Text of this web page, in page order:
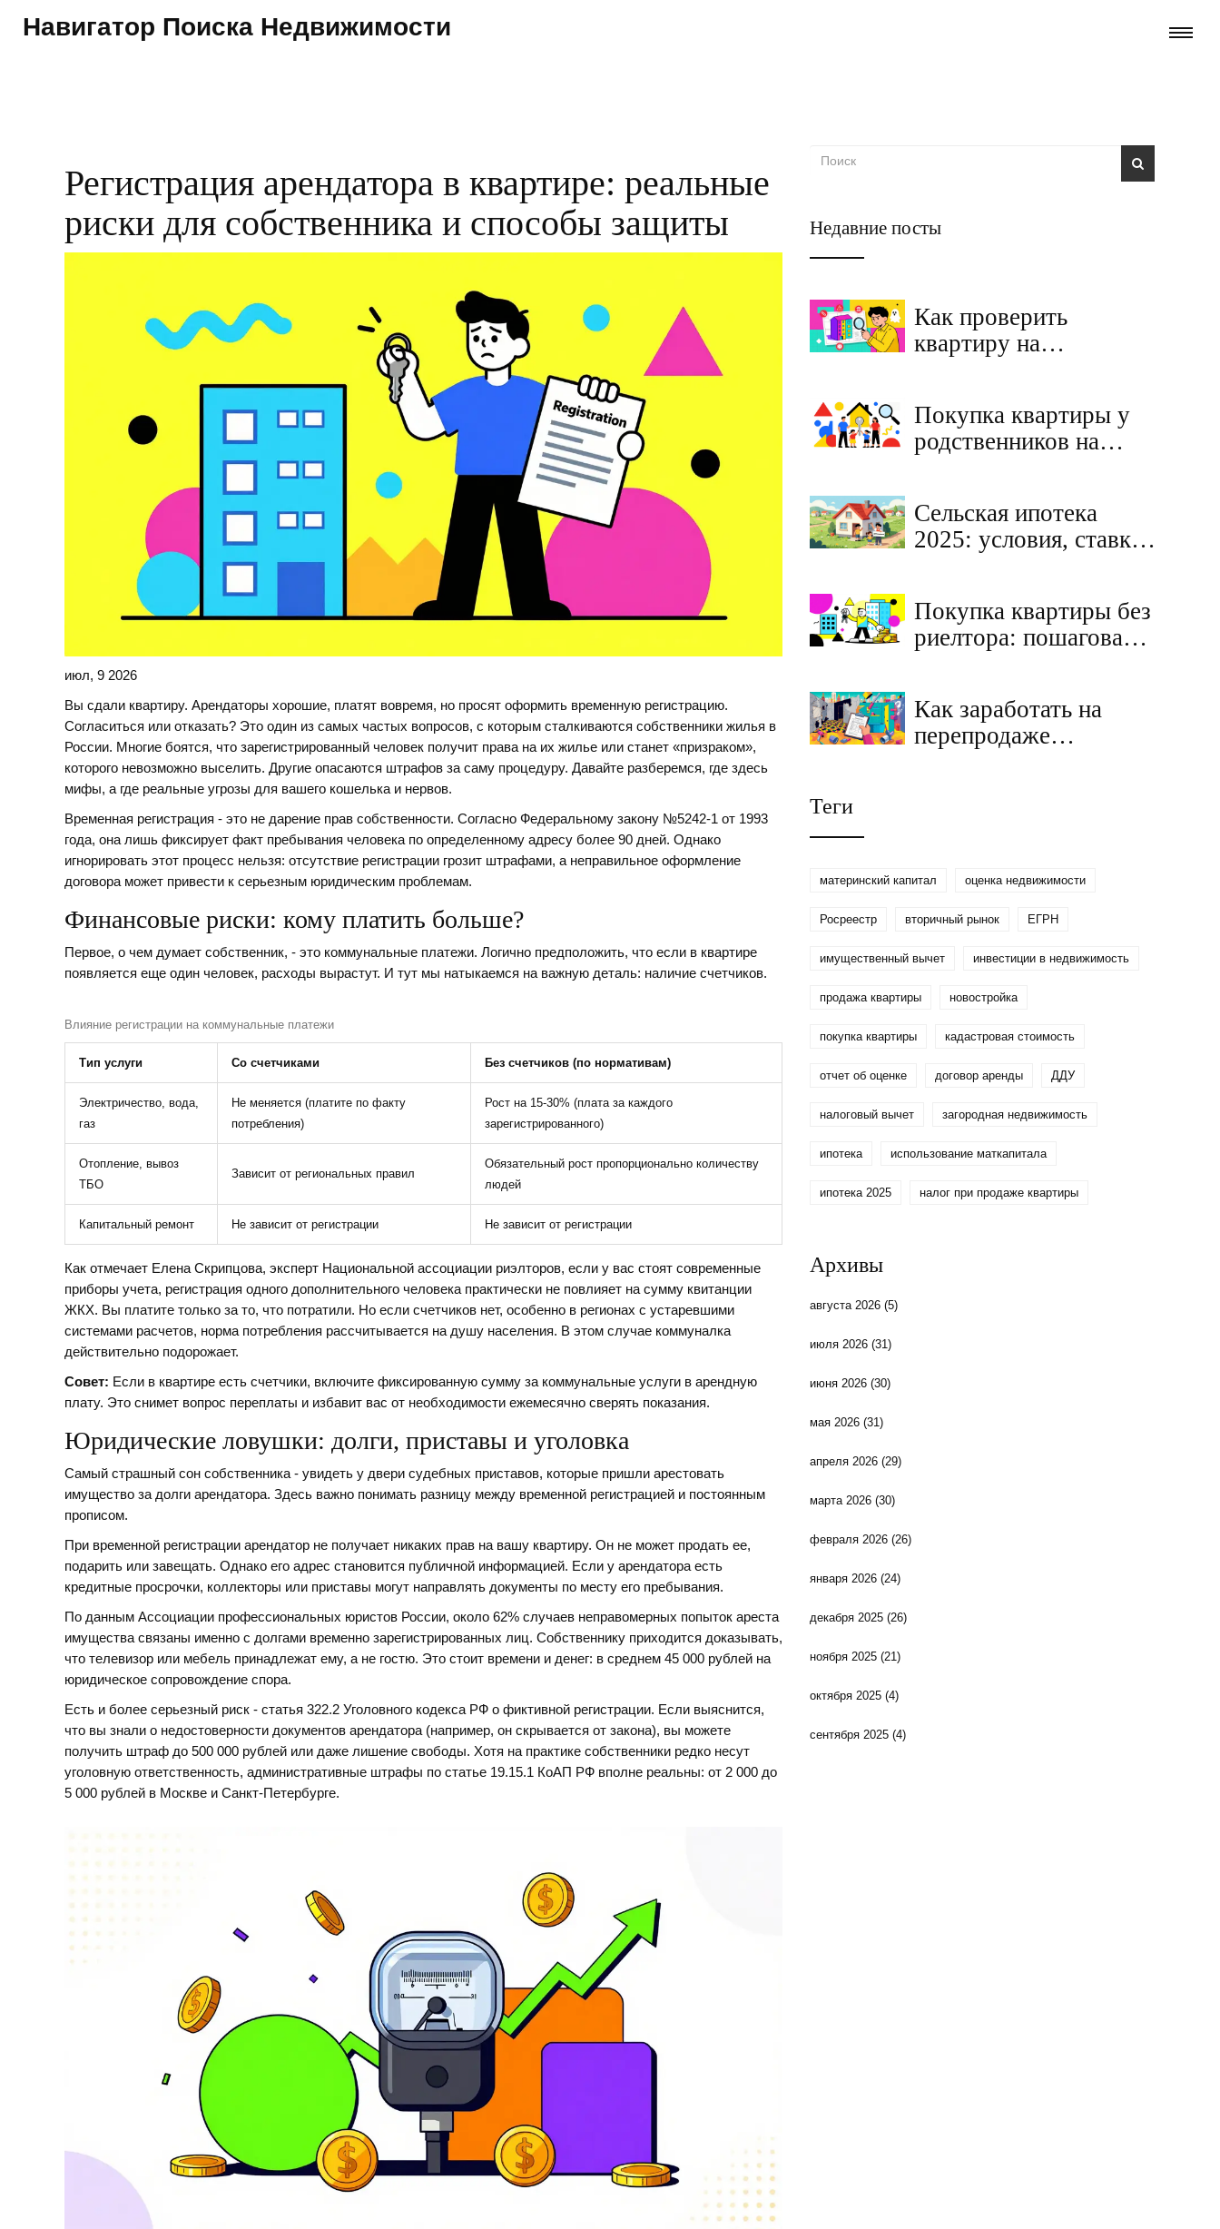
Навигатор Поиска Недвижимости
Регистрация арендатора в квартире: реальные
риски для собственника и способы защиты
июл, 9 2026
Вы сдали квартиру. Арендаторы хорошие, платят вовремя, но просят оформить временную регистрацию.
Согласиться или отказать? Это один из самых частых вопросов, с которым сталкиваются собственники жилья в
России. Многие боятся, что зарегистрированный человек получит права на их жилье или станет «призраком»,
которого невозможно выселить. Другие опасаются штрафов за саму процедуру. Давайте разберемся, где здесь
мифы, а где реальные угрозы для вашего кошелька и нервов.
Временная регистрация - это не дарение прав собственности. Согласно Федеральному закону №5242-1 от 1993
года, она лишь фиксирует факт пребывания человека по определенному адресу более 90 дней. Однако
игнорировать этот процесс нельзя: отсутствие регистрации грозит штрафами, а неправильное оформление
договора может привести к серьезным юридическим проблемам.
Финансовые риски: кому платить больше?
Первое, о чем думает собственник, - это коммунальные платежи. Логично предположить, что если в квартире
появляется еще один человек, расходы вырастут. И тут мы натыкаемся на важную деталь: наличие счетчиков.
Влияние регистрации на коммунальные платежи
Тип услуги Со счетчиками Без счетчиков (по нормативам)
Электричество, вода,
газ
Не меняется (платите по факту
потребления)
Рост на 15-30% (плата за каждого
зарегистрированного)
Отопление, вывоз
ТБО
Зависит от региональных правил
Обязательный рост пропорционально количеству
людей
Капитальный ремонт Не зависит от регистрации Не зависит от регистрации
Как отмечает Елена Скрипцова, эксперт Национальной ассоциации риэлторов, если у вас стоят современные
приборы учета, регистрация одного дополнительного человека практически не повлияет на сумму квитанции
ЖКХ. Вы платите только за то, что потратили. Но если счетчиков нет, особенно в регионах с устаревшими
системами расчетов, норма потребления рассчитывается на душу населения. В этом случае коммуналка
действительно подорожает.
Совет: Если в квартире есть счетчики, включите фиксированную сумму за коммунальные услуги в арендную
плату. Это снимет вопрос переплаты и избавит вас от необходимости ежемесячно сверять показания.
Юридические ловушки: долги, приставы и уголовка
Самый страшный сон собственника - увидеть у двери судебных приставов, которые пришли арестовать
имущество за долги арендатора. Здесь важно понимать разницу между временной регистрацией и постоянным
прописом.
При временной регистрации арендатор не получает никаких прав на вашу квартиру. Он не может продать ее,
подарить или завещать. Однако его адрес становится публичной информацией. Если у арендатора есть
кредитные просрочки, коллекторы или приставы могут направлять документы по месту его пребывания.
По данным Ассоциации профессиональных юристов России, около 62% случаев неправомерных попыток ареста
имущества связаны именно с долгами временно зарегистрированных лиц. Собственнику приходится доказывать,
что телевизор или мебель принадлежат ему, а не гостю. Это стоит времени и денег: в среднем 45 000 рублей на
юридическое сопровождение спора.
Есть и более серьезный риск - статья 322.2 Уголовного кодекса РФ о фиктивной регистрации. Если выяснится,
что вы знали о недостоверности документов арендатора (например, он скрывается от закона), вы можете
получить штраф до 500 000 рублей или даже лишение свободы. Хотя на практике собственники редко несут
уголовную ответственность, административные штрафы по статье 19.15.1 КоАП РФ вполне реальны: от 2 000 до
5 000 рублей в Москве и Санкт-Петербурге.
Недавние посты
Как проверить
квартиру на
вторичном рынке в
2025 году
Покупка квартиры у
родственников на
году
Сельская ипотека
2025: условия, ставки
Покупка квартиры без
риелтора: пошаговая
сделки на вторичном
рынке в 2026 году
Как заработать на
перепродаже
Теги
материнский капитал оценка недвижимости
Росреестр вторичный рынок ЕГРН
имущественный вычет инвестиции в недвижимость
продажа квартиры новостройка
покупка квартиры кадастровая стоимость
отчет об оценке договор аренды ДДУ
налоговый вычет загородная недвижимость
ипотека использование маткапитала
ипотека 2025 налог при продаже квартиры
Архивы
августа 2026(5)
июля 2026(31)
июня 2026(30)
мая 2026(31)
апреля 2026(29)
марта 2026(30)
февраля 2026(26)
января 2026(24)
декабря 2025(26)
ноября 2025(21)
октября 2025(4)
сентября 2025(4)